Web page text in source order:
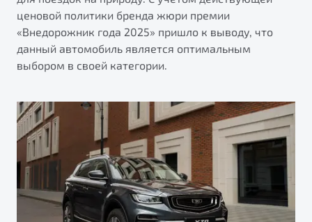
ценовой политики бренда жюри премии
«Внедорожник года 2025» пришло к выводу, что
данный автомобиль является оптимальным
выбором в своей категории.